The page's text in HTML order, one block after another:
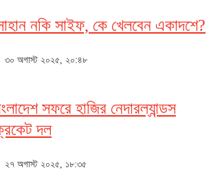
নকি সাইফ, কে খেলবেন একাদশে?
৩০ অগাস্ট ২০২৫, ২০:৪৮
সফরে হাজির নেদারল্যান্ডস
দল
২৭ অগাস্ট ২০২৫, ১৮:৩৫